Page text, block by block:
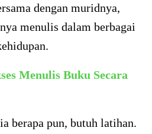
dengan muridnya,
menulis dalam berbagai
Menulis Buku Secara
berapa pun, butuh latihan.